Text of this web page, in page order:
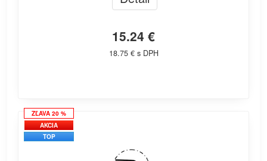
15.24 €
18.75 € s DPH
ZĽAVA 20 %
AKCIA
TOP